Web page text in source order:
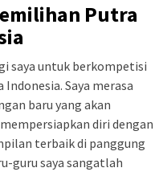
Putra
saya untuk berkompetisi
Saya merasa
baru yang akan
diri dengan
terbaik di panggung
guru saya sangatlah